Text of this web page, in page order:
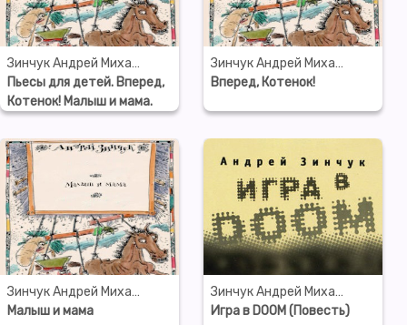
Зинчук Андрей Михайлович
Пьесы для детей. Вперед,
Котенок! Малыш и мама.
Зеленый Марабу
Зинчук Андрей Михайлович
Вперед, Котенок!
Зинчук Андрей Михайлович
Малыш и мама
Зинчук Андрей Михайлович
Игра в DOOM (Повесть)